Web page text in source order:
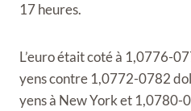
17 heures.
L’euro était coté à 1,0776-
yens contre 1,0772-0782
yens à New York et